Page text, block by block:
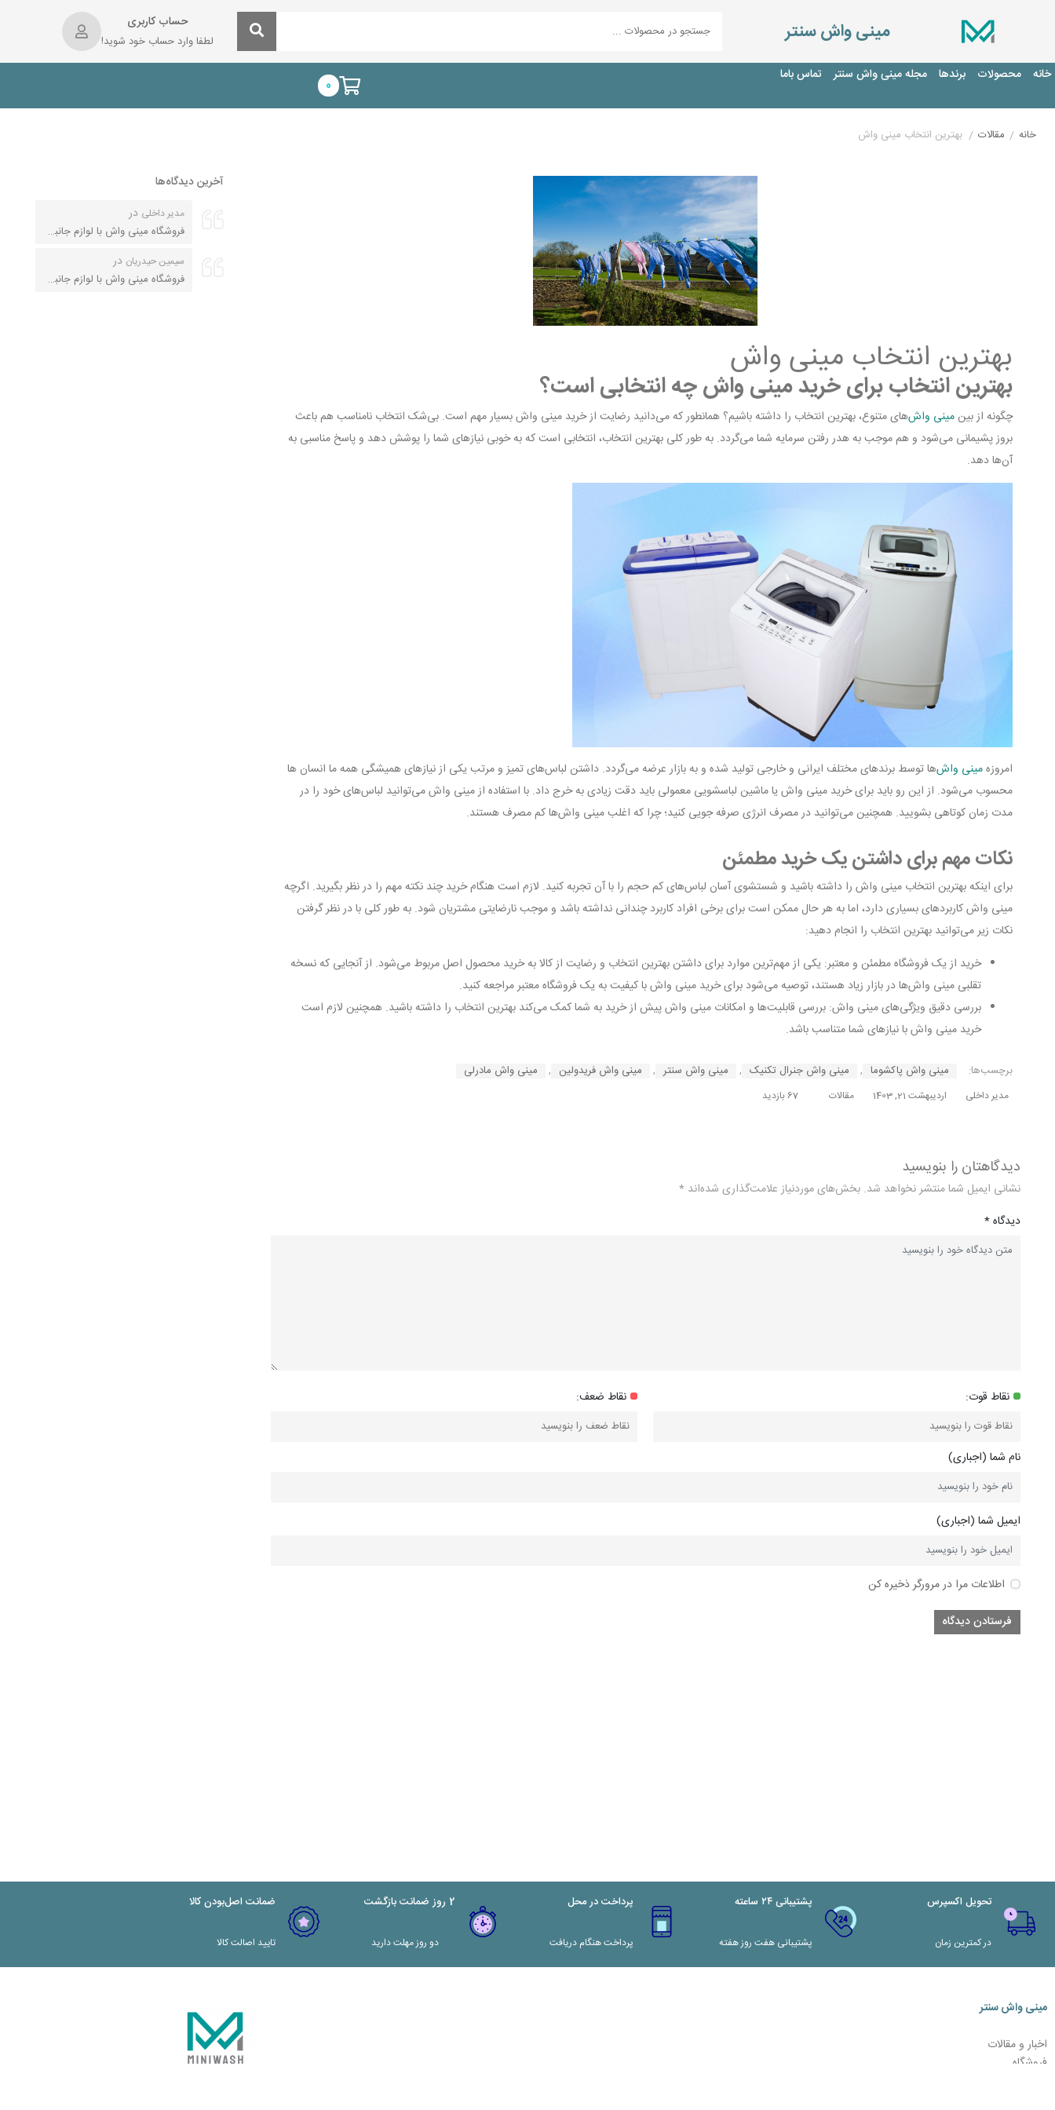
مینی واش سنتر حساب کاربری
لطفا وارد حساب خود شوید!
خانه محصولات برندها مجله مینی واش سنتر تماس باما
0
خانه / مقالات / بهترین انتخاب مینی واش
بهترین انتخاب مینی واش
بهترین انتخاب برای خرید مینی واش چه انتخابی است؟
چگونه از بینمینی واش‌های متنوع، بهترین انتخاب را داشته باشیم؟ همانطور که می‌دانید رضایت از خرید مینی واش بسیار مهم است. بی‌شک انتخاب نامناسب هم باعث
بروز پشیمانی می‌شود و هم موجب به هدر رفتن سرمایه شما می‌گردد. به طور کلی بهترین انتخاب، انتخابی است که به خوبی نیازهای شما را پوشش دهد و پاسخ مناسبی به
آن‌ها دهد.
امروزهمینی واش‌ها توسط برندهای مختلف ایرانی و خارجی تولید شده و به بازار عرضه می‌گردد. داشتن لباس‌های تمیز و مرتب یکی از نیازهای همیشگی همه ما انسان ها
محسوب می‌شود. از این رو باید برای خرید مینی واش یا ماشین لباسشویی معمولی باید دقت زیادی به خرج داد. با استفاده از مینی واش می‌توانید لباس‌های خود را در
مدت زمان کوتاهی بشویید. همچنین می‌توانید در مصرف انرژی صرفه جویی کنید؛ چرا که اغلب مینی وا‌ش‌ها کم مصرف هستند.
نکات مهم برای داشتن یک خرید مطمئن
برای اینکه بهترین انتخاب مینی واش را داشته باشید و شستشوی آسان لباس‌های کم حجم را با آن تجربه کنید. لازم است هنگام خرید چند نکته مهم را در نظر بگیرید. اگرچه
مینی واش کاربردهای بسیاری دارد، اما به هر حال ممکن است برای برخی افراد کاربرد چندانی نداشته باشد و موجب نارضایتی مشتریان شود. به طور کلی با در نظر گرفتن
نکات زیر می‌توانید بهترین انتخاب را انجام دهید:
خرید از یک فروشگاه مطمئن و معتبر: یکی از مهم‌ترین موارد برای داشتن بهترین انتخاب و رضایت از کالا به خرید محصول اصل مربوط می‌شود. از آنجایی که نسخه
تقلبی مینی واش‌ها در بازار زیاد هستند، توصیه می‌شود برای خرید مینی واش با کیفیت به یک فروشگاه معتبر مراجعه کنید.
بررسی دقیق ویژگی‌های مینی واش: بررسی قابلیت‌ها و امکانات مینی واش پیش از خرید به شما کمک می‌کند بهترین انتخاب را داشته باشید. همچنین لازم است
خرید مینی واش با نیازهای شما متناسب باشد.
برچسب‌ها: مینی واش پاکشوما , مینی واش جنرال تکنیک , مینی واش سنتر , مینی واش فریدولین , مینی واش مادرلی
مدیر داخلی اردیبهشت 21, 1403 مقالات 67 بازدید
دیدگاهتان را بنویسید
نشانی ایمیل شما منتشر نخواهد شد. بخش‌های موردنیاز علامت‌گذاری شده‌اند*
دیدگاه*
نقاط قوت: نقاط ضعف:
نام شما (اجباری)
ایمیل شما (اجباری)
اطلاعات مرا در مرورگر ذخیره کن
آخرین دیدگاه‌ها
مدیر داخلی در
فروشگاه مینی واش با لوازم جانبی کامل
سیمین حیدریان در
فروشگاه مینی واش با لوازم جانبی کامل
تحویل اکسپرس
در کمترین زمان
پشتیبانی ۲۴ ساعته
پشتیبانی هفت روز هفته
پرداخت در محل
پرداخت هنگام دریافت
2 روز ضمانت بازگشت
دو روز مهلت دارید
ضمانت اصل‌بودن کالا
تایید اصالت کالا
مینی واش سنتر
اخبار و مقالات
فروشگاه